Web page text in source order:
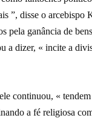
”, disse o arcebispo
pela ganância de
a dizer, « incite a
continuou, «
a fé religiosa